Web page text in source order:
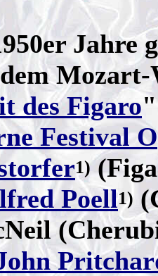
Jahre
Mozart-
des Figaro"
Festival
1)
Poell1)